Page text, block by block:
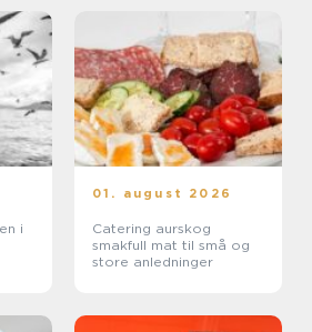
01. august 2026
Catering aurskog
smakfull mat til små og
store anledninger